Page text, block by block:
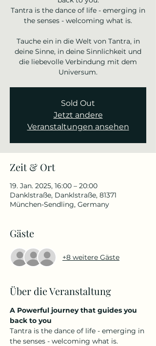
Tantra is the dance of life - emerging in
the senses - welcoming what is.
Tauche ein in die Welt von Tantra, in
deine Sinne, in deine Sinnlichkeit und
die liebevolle Verbindung mit dem
Universum.
Sold Out
Jetzt andere
Veranstaltungen ansehen
Zeit & Ort
19. Jan. 2025, 16:00 – 20:00
Danklstraße, Danklstraße, 81371
München-Sendling, Germany
Gäste
+8 weitere Gäste
Über die Veranstaltung
A Powerful journey that guides you
back to you
Tantra is the dance of life - emerging in
the senses - welcoming what is.